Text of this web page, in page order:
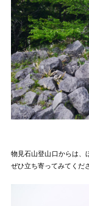
物見石山登山口からは、
ぜひ立ち寄ってみてくだ